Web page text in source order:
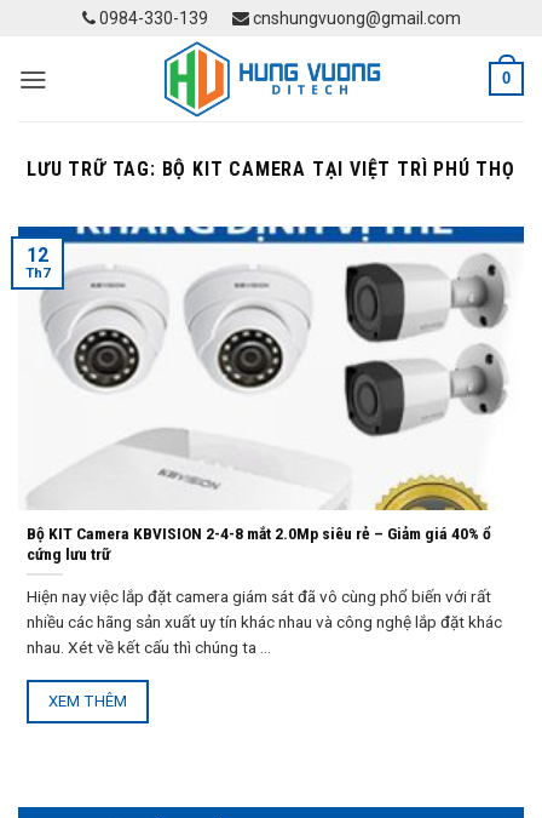
content
0984-330-139 cnshungvuong@gmail.com
0
LƯU TRỮ TAG: BỘ KIT CAMERA TẠI VIỆT TRÌ PHÚ THỌ
Bộ KIT Camera KBVISION 2-4-8 mắt 2.0Mp siêu rẻ – Giảm giá 40% ổ
cứng lưu trữ
Hiện nay việc lắp đặt camera giám sát đã vô cùng phổ biến với rất
nhiều các hãng sản xuất uy tín khác nhau và công nghệ lắp đặt khác
nhau. Xét về kết cấu thì chúng ta ...
XEM THÊM
12
Th7